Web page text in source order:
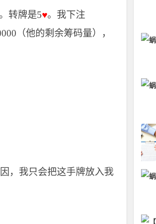
转牌是5♥。我下注
（他的剩余筹码量），
，我只会把这手牌放入我